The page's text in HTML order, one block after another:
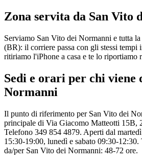
Zona servita da San Vito
Serviamo San Vito dei Normanni e tutta
(BR): il corriere passa con gli stessi tempi
ritiriamo l'iPhone a casa e te lo riportiamo
Sedi e orari per chi viene
Normanni
Il punto di riferimento per San Vito dei
principale di Via Giacomo Matteotti 15B,
Telefono 349 854 4879. Aperti dal
15:30-19:00, lunedì e sabato 09:30-
da/per San Vito dei Normanni: 48-72 ore.